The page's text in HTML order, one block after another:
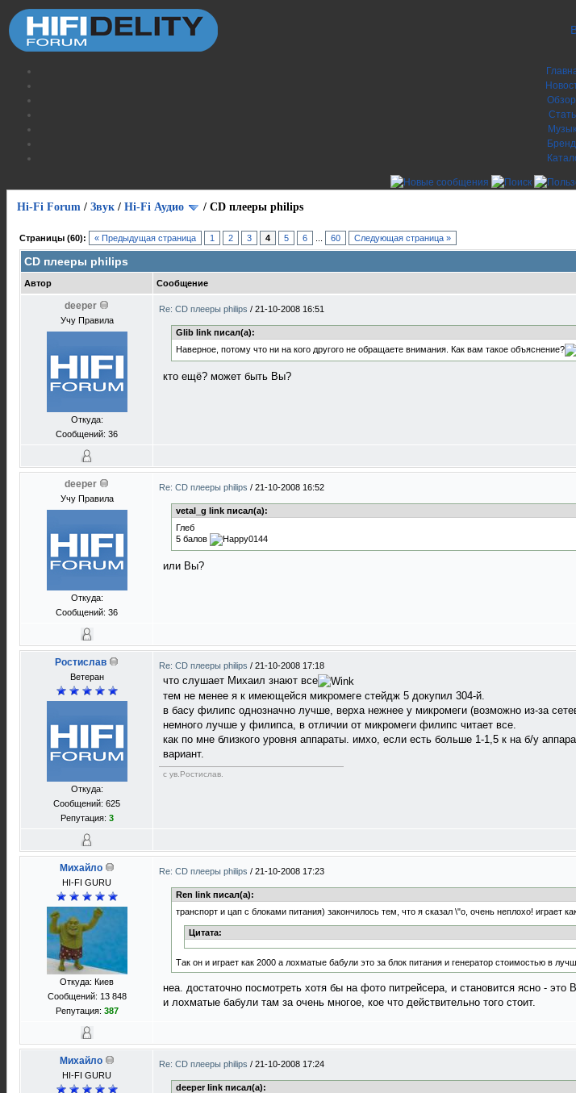
Hi-Fi Forum / Звук / Hi-Fi Аудио / CD плееры philips
Страницы (60): « Предыдущая страница 1 2 3 4 5 6 60 Следующая страница »
CD плееры philips
Автор Сообщение
deeper
Учу Правила
Откуда:
Сообщений: 36
Re: CD плееры philips / 21-10-2008 16:51
Glib link писал(а):
Наверное, потому что ни на кого другого не обращаете внимания. Как вам такое объяснение?
кто ещё? может быть Вы?
deeper
Учу Правила
Откуда:
Сообщений: 36
Re: CD плееры philips / 21-10-2008 16:52
vetal_g link писал(а):
Глеб
5 балов
или Вы?
Ростислав
Ветеран
Откуда:
Сообщений: 625
Репутация: 3
Re: CD плееры philips / 21-10-2008 17:18
что слушает Михаил знают все
тем не менее я к имеющейся микромеге стейдж 5 докупил 304-й.
в басу филипс однозначно лучше, верха нежнее у микромеги (возможно из-за
немного лучше у филипса, в отличии от микромеги филипс читает все.
как по мне близкого уровня аппараты. имхо, если есть больше 1-1,5 к на б/у
вариант.
с ув.Ростислав.
Михайло
HI-FI GURU
Откуда: Киев
Сообщений: 13 848
Репутация: 387
Re: CD плееры philips / 21-10-2008 17:23
Ren link писал(а):
транспорт и цап с блоками питания) закончилось тем, что я сказал \"о, очень неплохо! играет
Цитата:
Так он и играет как 2000 а лохматые бабули это за блок питания и генератор стоимостью в
неа. достаточно посмотреть хотя бы на фото питрейсера, и становится ясно -
и лохматые бабули там за очень многое, кое что действительно того стоит.
Михайло
HI-FI GURU
Re: CD плееры philips / 21-10-2008 17:24
deeper link писал(а):